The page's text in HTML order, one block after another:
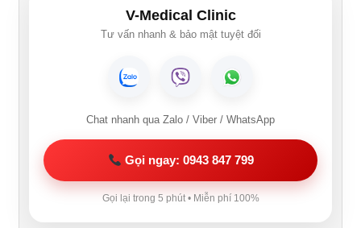
V-Medical Clinic
Tư vấn nhanh & bảo mật tuyệt đối
Chat nhanh qua Zalo / Viber / WhatsApp
Gọi ngay: 0943 847 799
Gọi lại trong 5 phút • Miễn phí 100%